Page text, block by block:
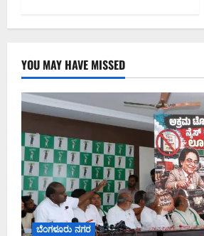
YOU MAY HAVE MISSED
ಬೆಂಗಳೂರು ನಗರ